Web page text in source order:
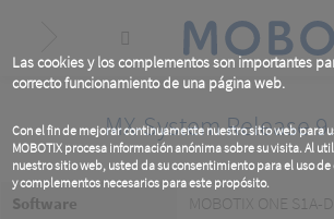
Las cookies y los complementos son importantes
correcto funcionamiento de una página web.
Con el fin de mejorar continuamente nuestro sitio web para
MOBOTIX procesa información anónima sobre su visita. Al
nuestro sitio web, usted da su consentimiento para el uso de
y complementos necesarios para este propósito.
content
MX-System Release
Software MOBOTIX ONE S1A-D